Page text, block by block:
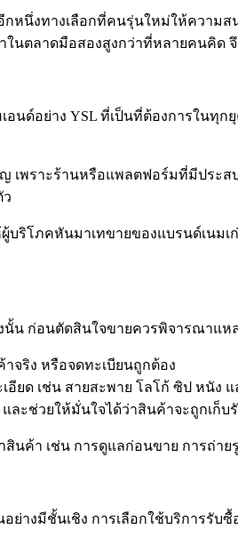
กหนึ่งทางเลือกที่คนรุ่นใหม่ให้ควา
ในตลาดมือสองสูงกว่าที่หลายคนคิด
ด์อย่าง YSL ที่เป็นที่ต้องการในทุก
เพราะร้านหรือแพลตฟอร์มที่มีปร
บริโภคหันมาเทขายของแบรนด์เน
น ก่อนตัดสินใจขายควรพิจารณาแห
จริง หรือจดทะเบียนถูกต้อง
ยด เช่น สายสะพาย โลโก้ ซิป หนัง
ละช่วยให้มั่นใจได้ว่าสินค้าจะถูกเก็บ
นค้า เช่น การดูแลก่อนขาย การถ่า
างมีชั้นเชิง การเลือกใช้บริการรับ